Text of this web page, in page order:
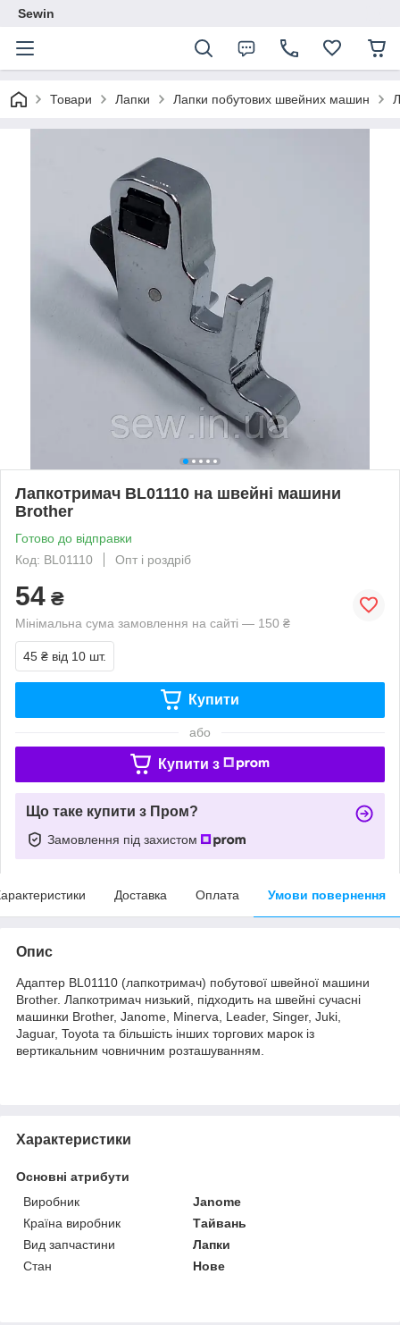
Sewin
Товари Лапки Лапки побутових швейних машин
Лапкотримач BL01110 на швейні машини
Brother
Готово до відправки
Код: BL01110
Опт і роздріб
54 ₴
Мінімальна сума замовлення на сайті — 150 ₴
45 ₴ від 10 шт.
Купити
або
Купити з
Що таке купити з Пром?
Замовлення під захистом
Доставка Оплата Умови повернення
Опис
Адаптер BL01110 (лапкотримач) побутової швейної машини
Brother. Лапкотримач низький, підходить на швейні сучасні
машинки Brother, Janome, Minerva, Leader, Singer, Juki,
Jaguar, Toyota та більшість інших торгових марок із
вертикальним човничним розташуванням.
Характеристики
Основні атрибути
Виробник
Janome
Країна виробник
Тайвань
Вид запчастини
Лапки
Стан
Нове